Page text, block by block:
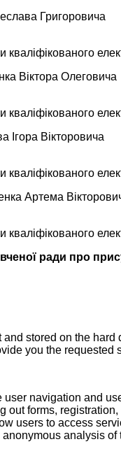
Григоровича
кваліфікованого
Віктора Олеговича
кваліфікованого
Ігора Вікторовича
кваліфікованого
Артема
кваліфікованого
вченої ради про
stored on the
you the
user navigation and
out forms,
users to access
analysis